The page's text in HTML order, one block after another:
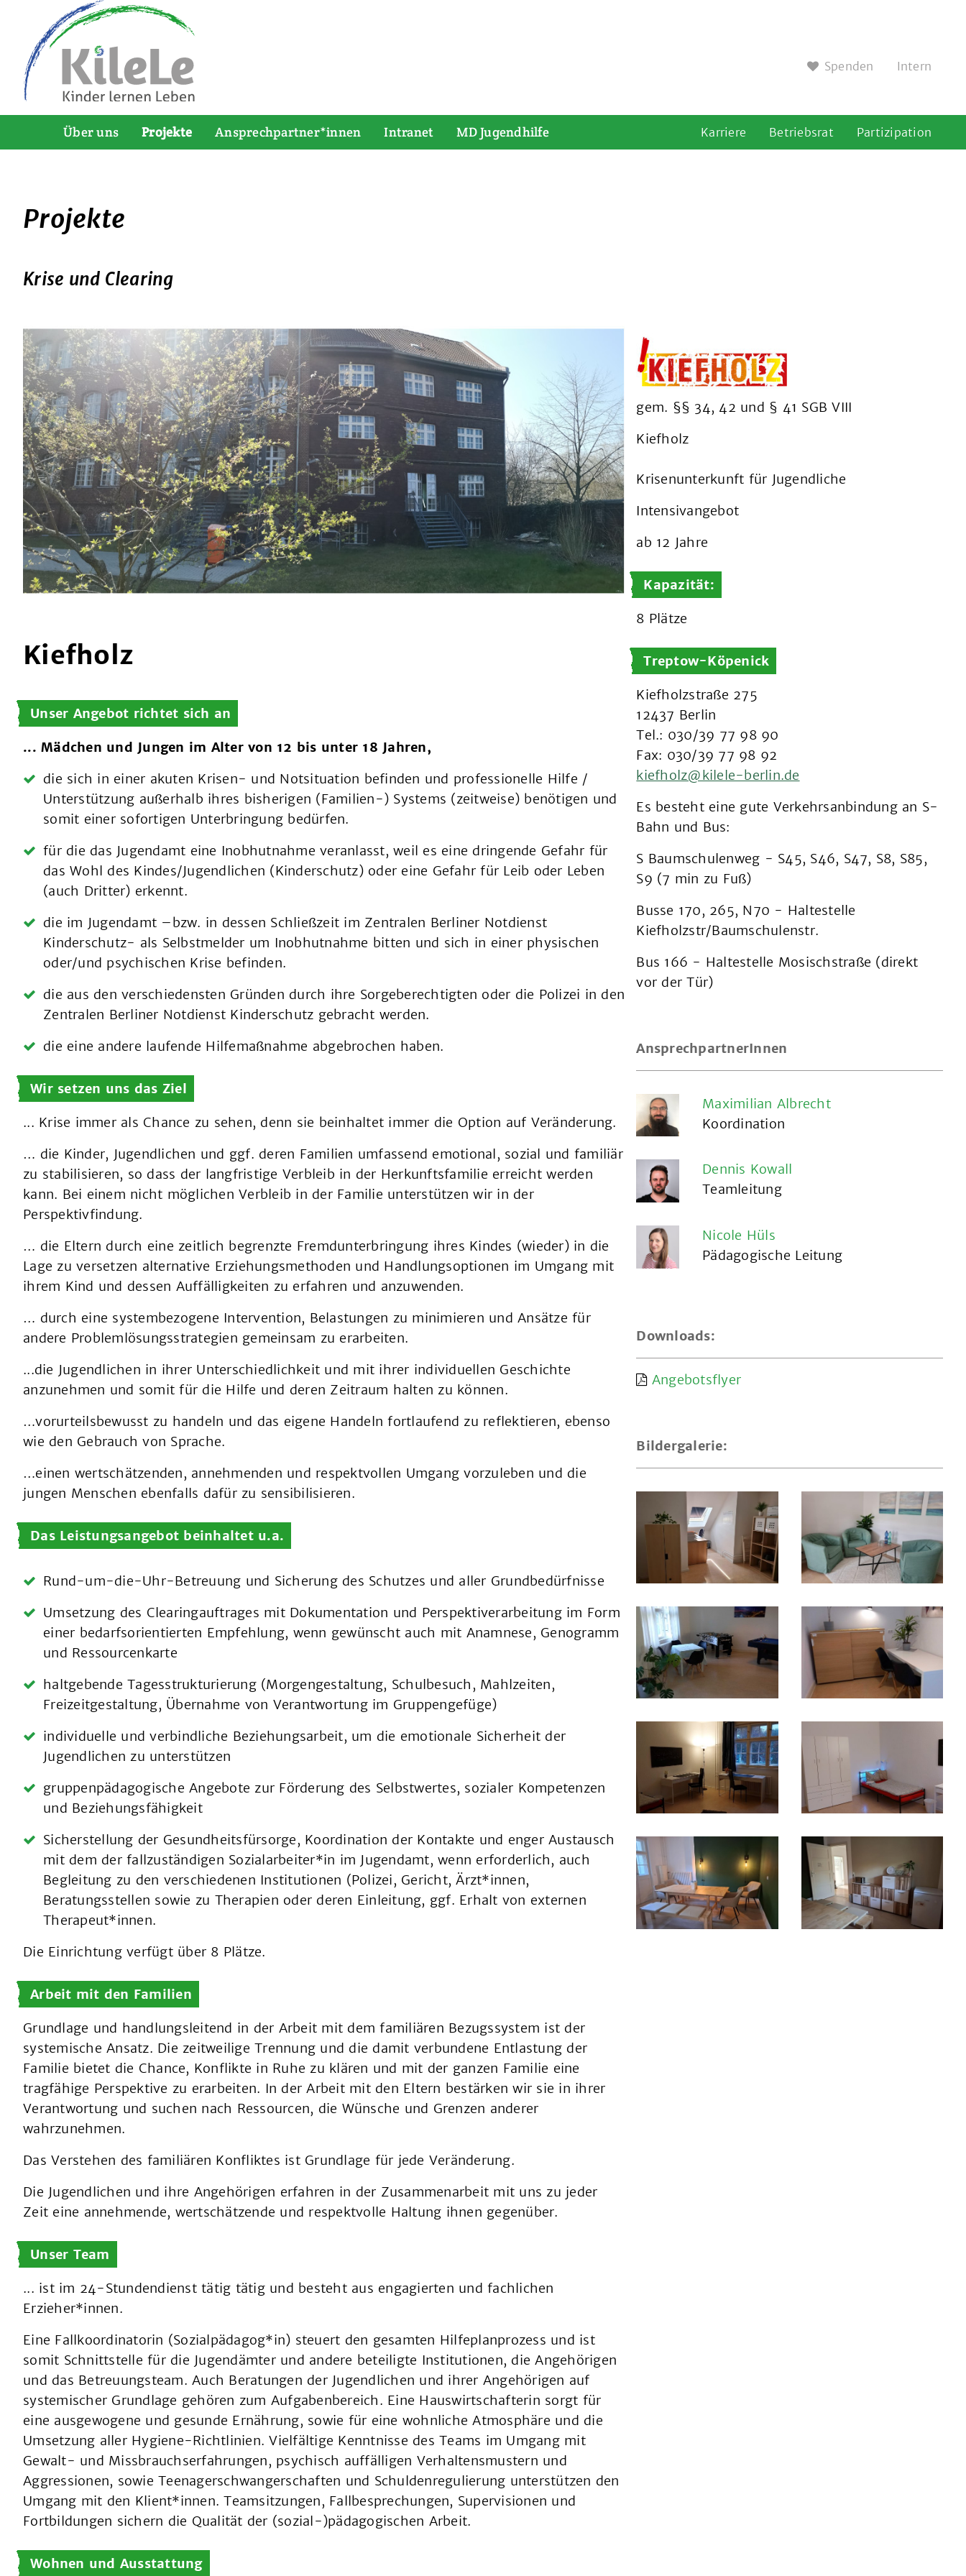
Über uns Projekte Ansprechpartner*innen Intranet MD Jugendhilfe Karriere Betriebsrat Partizipation
Spenden Intern
Projekte
Krise und Clearing
Kiefholz
Unser Angebot richtet sich an
... Mädchen und Jungen im Alter von 12 bis unter 18 Jahren,
die sich in einer akuten Krisen- und Notsituation befinden und professionelle Hilfe /
Unterstützung außerhalb ihres bisherigen (Familien-) Systems (zeitweise) benötigen und
somit einer sofortigen Unterbringung bedürfen.
für die das Jugendamt eine Inobhutnahme veranlasst, weil es eine dringende Gefahr für
das Wohl des Kindes/Jugendlichen (Kinderschutz) oder eine Gefahr für Leib oder Leben
(auch Dritter) erkennt.
die im Jugendamt –bzw. in dessen Schließzeit im Zentralen Berliner Notdienst
Kinderschutz- als Selbstmelder um Inobhutnahme bitten und sich in einer physischen
oder/und psychischen Krise befinden.
die aus den verschiedensten Gründen durch ihre Sorgeberechtigten oder die Polizei in den
Zentralen Berliner Notdienst Kinderschutz gebracht werden.
die eine andere laufende Hilfemaßnahme abgebrochen haben.
Wir setzen uns das Ziel
... Krise immer als Chance zu sehen, denn sie beinhaltet immer die Option auf Veränderung.
… die Kinder, Jugendlichen und ggf. deren Familien umfassend emotional, sozial und familiär
zu stabilisieren, so dass der langfristige Verbleib in der Herkunftsfamilie erreicht werden
kann. Bei einem nicht möglichen Verbleib in der Familie unterstützen wir in der
Perspektivfindung.
… die Eltern durch eine zeitlich begrenzte Fremdunterbringung ihres Kindes (wieder) in die
Lage zu versetzen alternative Erziehungsmethoden und Handlungsoptionen im Umgang mit
ihrem Kind und dessen Auffälligkeiten zu erfahren und anzuwenden.
… durch eine systembezogene Intervention, Belastungen zu minimieren und Ansätze für
andere Problemlösungsstrategien gemeinsam zu erarbeiten.
...die Jugendlichen in ihrer Unterschiedlichkeit und mit ihrer individuellen Geschichte
anzunehmen und somit für die Hilfe und deren Zeitraum halten zu können.
…vorurteilsbewusst zu handeln und das eigene Handeln fortlaufend zu reflektieren, ebenso
wie den Gebrauch von Sprache.
…einen wertschätzenden, annehmenden und respektvollen Umgang vorzuleben und die
jungen Menschen ebenfalls dafür zu sensibilisieren.
Das Leistungsangebot beinhaltet u.a.
Rund-um-die-Uhr-Betreuung und Sicherung des Schutzes und aller Grundbedürfnisse
Umsetzung des Clearingauftrages mit Dokumentation und Perspektiverarbeitung im Form
einer bedarfsorientierten Empfehlung, wenn gewünscht auch mit Anamnese, Genogramm
und Ressourcenkarte
haltgebende Tagesstrukturierung (Morgengestaltung, Schulbesuch, Mahlzeiten,
Freizeitgestaltung, Übernahme von Verantwortung im Gruppengefüge)
individuelle und verbindliche Beziehungsarbeit, um die emotionale Sicherheit der
Jugendlichen zu unterstützen
gruppenpädagogische Angebote zur Förderung des Selbstwertes, sozialer Kompetenzen
und Beziehungsfähigkeit
Sicherstellung der Gesundheitsfürsorge, Koordination der Kontakte und enger Austausch
mit dem der fallzuständigen Sozialarbeiter*in im Jugendamt, wenn erforderlich, auch
Begleitung zu den verschiedenen Institutionen (Polizei, Gericht, Ärzt*innen,
Beratungsstellen sowie zu Therapien oder deren Einleitung, ggf. Erhalt von externen
Therapeut*innen.
Die Einrichtung verfügt über 8 Plätze.
Arbeit mit den Familien
Grundlage und handlungsleitend in der Arbeit mit dem familiären Bezugssystem ist der
systemische Ansatz. Die zeitweilige Trennung und die damit verbundene Entlastung der
Familie bietet die Chance, Konflikte in Ruhe zu klären und mit der ganzen Familie eine
tragfähige Perspektive zu erarbeiten. In der Arbeit mit den Eltern bestärken wir sie in ihrer
Verantwortung und suchen nach Ressourcen, die Wünsche und Grenzen anderer
wahrzunehmen.
Das Verstehen des familiären Konfliktes ist Grundlage für jede Veränderung.
Die Jugendlichen und ihre Angehörigen erfahren in der Zusammenarbeit mit uns zu jeder
Zeit eine annehmende, wertschätzende und respektvolle Haltung ihnen gegenüber.
Unser Team
... ist im 24-Stundendienst tätig tätig und besteht aus engagierten und fachlichen
Erzieher*innen.
Eine Fallkoordinatorin (Sozialpädagog*in) steuert den gesamten Hilfeplanprozess und ist
somit Schnittstelle für die Jugendämter und andere beteiligte Institutionen, die Angehörigen
und das Betreuungsteam. Auch Beratungen der Jugendlichen und ihrer Angehörigen auf
systemischer Grundlage gehören zum Aufgabenbereich. Eine Hauswirtschafterin sorgt für
eine ausgewogene und gesunde Ernährung, sowie für eine wohnliche Atmosphäre und die
Umsetzung aller Hygiene-Richtlinien. Vielfältige Kenntnisse des Teams im Umgang mit
Gewalt- und Missbrauchserfahrungen, psychisch auffälligen Verhaltensmustern und
Aggressionen, sowie Teenagerschwangerschaften und Schuldenregulierung unterstützen den
Umgang mit den Klient*innen. Teamsitzungen, Fallbesprechungen, Supervisionen und
Fortbildungen sichern die Qualität der (sozial-)pädagogischen Arbeit.
Wohnen und Ausstattung
gem. §§ 34, 42 und § 41 SGB VIII
Kiefholz
Krisenunterkunft für Jugendliche
Intensivangebot
ab 12 Jahre
Kapazität:
8 Plätze
Treptow-Köpenick
Kiefholzstraße 275
12437 Berlin
Tel.: 030/39 77 98 90
Fax: 030/39 77 98 92
kiefholz@kilele-berlin.de
Es besteht eine gute Verkehrsanbindung an S-
Bahn und Bus:
S Baumschulenweg - S45, S46, S47, S8, S85,
S9 (7 min zu Fuß)
Busse 170, 265, N70 - Haltestelle
Kiefholzstr/Baumschulenstr.
Bus 166 - Haltestelle Mosischstraße (direkt
vor der Tür)
AnsprechpartnerInnen
Maximilian Albrecht
Koordination
Dennis Kowall
Teamleitung
Nicole Hüls
Pädagogische Leitung
Downloads:
Angebotsflyer
Bildergalerie: